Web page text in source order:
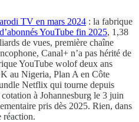
TV en mars 2024 : la fabrique
YouTube fin 2025, 1,38
de vues, première chaîne
Canal+ n’a pas hérité de
YouTube wolof deux ans
au Nigeria, Plan A en Côte
Netflix qui tourne depuis
à Johannesburg le 3 juin
pris dès 2025. Rien, dans
réaction.